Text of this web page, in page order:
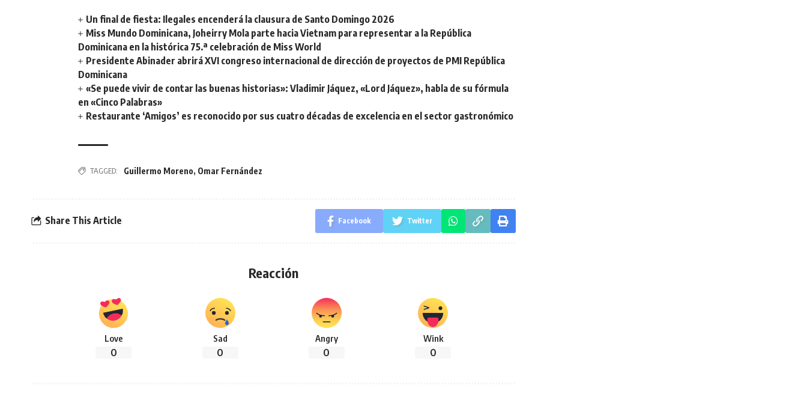
Un final de fiesta: Ilegales encenderá la clausura de Santo Domingo 2026
Miss Mundo Dominicana, Joheirry Mola parte hacia Vietnam para representar a la República
Dominicana en la histórica 75.ª celebración de Miss World
Presidente Abinader abrirá XVI congreso internacional de dirección de proyectos de PMI República
Dominicana
«Se puede vivir de contar las buenas historias»: Vladimir Jáquez, «Lord Jáquez», habla de su fórmula
en «Cinco Palabras»
Restaurante ‘Amigos’ es reconocido por sus cuatro décadas de excelencia en el sector gastronómico
TAGGED: Guillermo Moreno, Omar Fernández
Share This Article Facebook Twitter
Reacción
Love
0
Sad
0
Angry
0
Wink
0